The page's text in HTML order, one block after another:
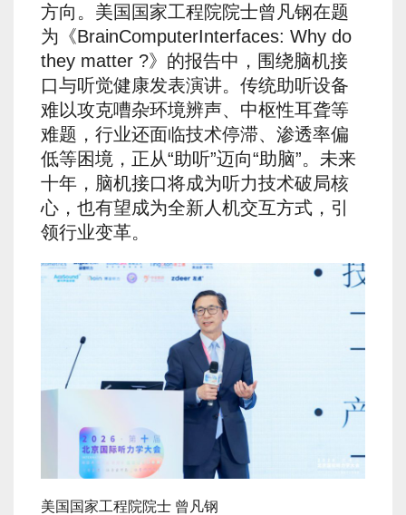
方向。美国国家工程院院士曾凡钢在题
为《BrainComputerInterfaces: Why do
they matter ?》的报告中，围绕脑机接
口与听觉健康发表演讲。传统助听设备
难以攻克嘈杂环境辨声、中枢性耳聋等
难题，行业还面临技术停滞、渗透率偏
低等困境，正从“助听”迈向“助脑”。未来
十年，脑机接口将成为听力技术破局核
心，也有望成为全新人机交互方式，引
领行业变革。
美国国家工程院院士 曾凡钢